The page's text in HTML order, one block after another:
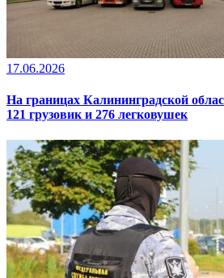
17.06.2026
На границах Калининградской
121 грузовик и 276 легковушек